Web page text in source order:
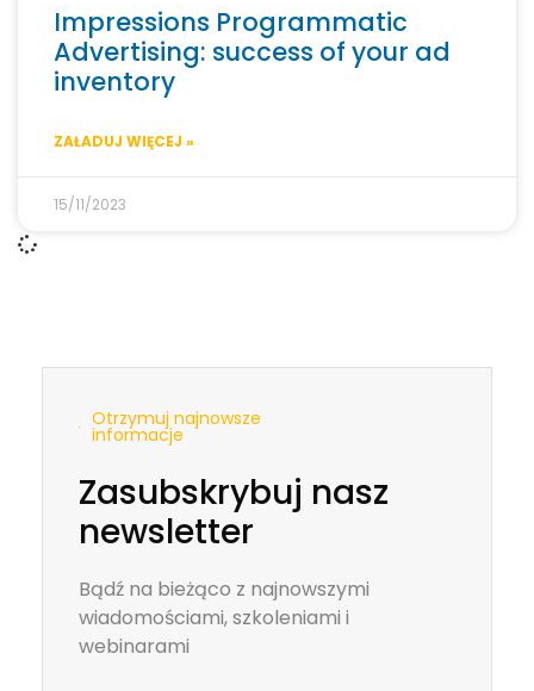
Impressions Programmatic
Advertising: success of your ad
inventory
ZAŁADUJ WIĘCEJ »
15/11/2023
Otrzymuj najnowsze
informacje
Zasubskrybuj nasz
newsletter
Bądź na bieżąco z najnowszymi
wiadomościami, szkoleniami i
webinarami